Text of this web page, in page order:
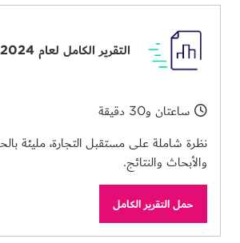
التقرير الكامل لعام 2024
ساعتان و30 دقيقة
نظرة شاملة على مستقبل التجارة، مليئة
والأبحاث والنتائج.
حمل التقرير الكامل